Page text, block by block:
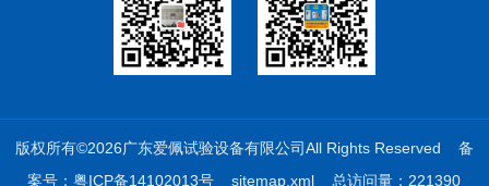
版权所有©2026广东爱佩试验设备有限公司All Rights Reserved 备
案号：粤ICP备14102013号
sitemap.xml 总访问量：221390